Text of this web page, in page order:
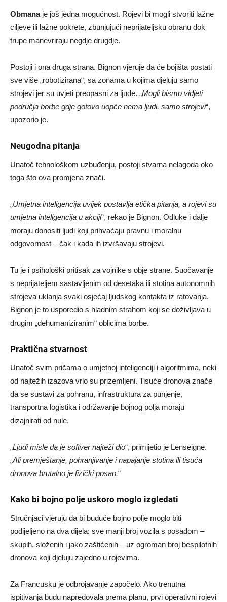
Obmanaje još jedna mogućnost. Rojevi bi mogli stvoriti lažne
ciljeve ili lažne pokrete, zbunjujući neprijateljsku obranu dok
trupe manevriraju negdje drugdje.
Postoji i ona druga strana. Bignon vjeruje da će bojišta postati
sve više „robotizirana“, sa zonama u kojima djeluju samo
strojevi jer su uvjeti preopasni za ljude. „Mogli bismo vidjeti
područja borbe gdje gotovo uopće nema ljudi, samo strojevi“,
upozorio je.
Neugodna pitanja
Unatoč tehnološkom uzbuđenju, postoji stvarna nelagoda oko
toga što ova promjena znači.
„Umjetna inteligencija uvijek postavlja etička pitanja, a rojevi su
umjetna inteligencija u akciji“, rekao je Bignon. Odluke i dalje
moraju donositi ljudi koji prihvaćaju pravnu i moralnu
odgovornost – čak i kada ih izvršavaju strojevi.
Tu je i psihološki pritisak za vojnike s obje strane. Suočavanje
s neprijateljem sastavljenim od desetaka ili stotina autonomnih
strojeva uklanja svaki osjećaj ljudskog kontakta iz ratovanja.
Bignon je to usporedio s hladnim strahom koji se doživljava u
drugim „dehumaniziranim“ oblicima borbe.
Praktična stvarnost
Unatoč svim pričama o umjetnoj inteligenciji i algoritmima, neki
od najtežih izazova vrlo su prizemljeni. Tisuće dronova znače
da se sustavi za pohranu, infrastruktura za punjenje,
transportna logistika i održavanje bojnog polja moraju
dizajnirati od nule.
„Ljudi misle da je softver najteži dio“, primijetio je Lenseigne.
„Ali premještanje, pohranjivanje i napajanje stotina ili tisuća
dronova brutalno je fizički posao.“
Kako bi bojno polje uskoro moglo izgledati
Stručnjaci vjeruju da bi buduće bojno polje moglo biti
podijeljeno na dva dijela: sve manji broj vozila s posadom –
skupih, složenih i jako zaštićenih – uz ogroman broj bespilotnih
dronova koji djeluju zajedno u rojevima.
Za Francusku je odbrojavanje započelo. Ako trenutna
ispitivanja budu napredovala prema planu, prvi operativni rojevi